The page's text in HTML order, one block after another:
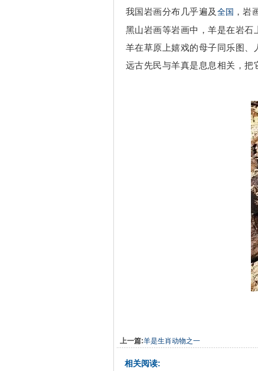
我国岩画分布几乎遍及 全国 ，岩
黑山岩画等岩画中，羊是在岩
羊在草原上嬉戏的母子同乐图、
远古先民与羊真是息息相关，把
上一篇:羊是生肖动物之一
相关阅读: